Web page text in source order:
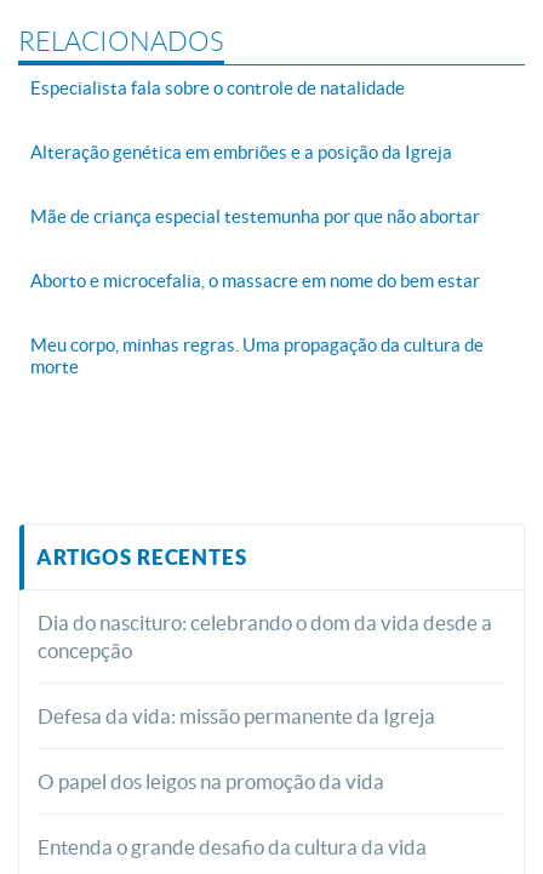
RELACIONADOS
Especialista fala sobre o controle de natalidade
Alteração genética em embriões e a posição da Igreja
Mãe de criança especial testemunha por que não abortar
Aborto e microcefalia, o massacre em nome do bem estar
Meu corpo, minhas regras. Uma propagação da cultura de
morte
ARTIGOS RECENTES
Dia do nascituro: celebrando o dom da vida desde a
concepção
Defesa da vida: missão permanente da Igreja
O papel dos leigos na promoção da vida
Entenda o grande desafio da cultura da vida